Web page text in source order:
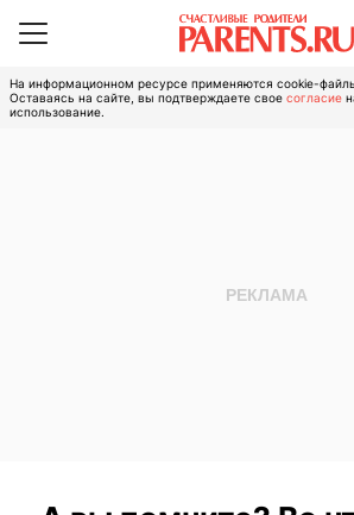
На информационном ресурсе применяются cookie-
Оставаясь на сайте, вы подтверждаете свое согласие
использование.